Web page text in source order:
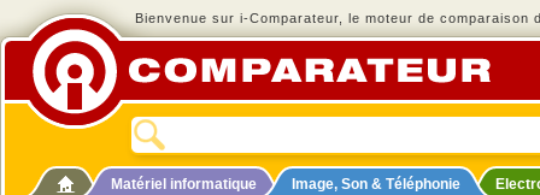
Bienvenue sur i-Comparateur, le moteur de comparaison
Matériel informatique Image, Son & Téléphonie